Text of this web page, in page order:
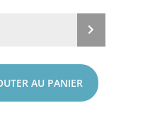
Produit
suivant